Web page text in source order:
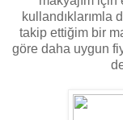
kullandıklarımla
takip ettiğim bir
göre daha uygun